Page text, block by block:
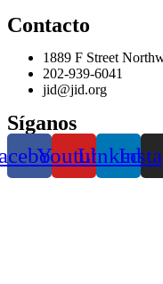
Contacto
1889 F Street
202-939-6041
jid@jid.org
Síganos
YoutubeLinkedin